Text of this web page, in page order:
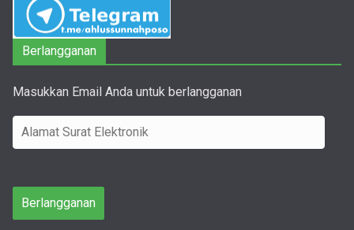
Berlangganan
Masukkan Email Anda untuk berlangganan
l
m
Berlangganan